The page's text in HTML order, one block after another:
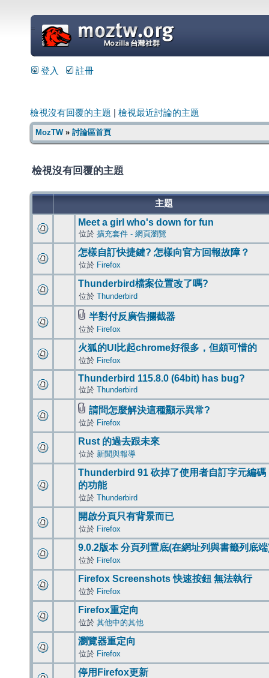
=
登入 註冊
檢視沒有回覆的主題 檢視最近討論的主題
MozTW» 討論區首頁
檢視沒有回覆的主題
主題
Meet a girl who's down for fun
位於 擴充套件 - 網頁瀏覽
怎樣自訂快捷鍵? 怎樣向官方回報故障？
位於 Firefox
Thunderbird檔案位置改了嗎?
位於 Thunderbird
半對付反廣告攔截器
位於 Firefox
火狐的UI比起chrome好很多，但頗可惜的
位於 Firefox
Thunderbird 115.8.0 (64bit) has bug?
位於 Thunderbird
請問怎麼解決這種顯示異常?
位於 Firefox
Rust 的過去跟未來
位於 新聞與報導
Thunderbird 91 砍掉了使用者自訂字元編碼
的功能
位於 Thunderbird
開啟分頁只有背景而已
位於 Firefox
9.0.2版本 分頁列置底(在網址列與書籤列底
位於 Firefox
Firefox Screenshots 快速按鈕 無法執行
位於 Firefox
Firefox重定向
位於 其他中的其他
瀏覽器重定向
位於 Firefox
停用Firefox更新